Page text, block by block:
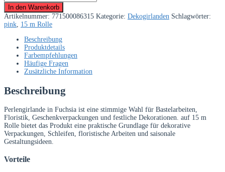
Fuchsia
–
15
m
Menge
In den Warenkorb
Artikelnummer: 771500086315 Kategorie: Dekogirlanden Schlagwörter:
pink, 15 m Rolle
Beschreibung
Produktdetails
Farbempfehlungen
Häufige Fragen
Zusätzliche Information
Beschreibung
Perlengirlande in Fuchsia ist eine stimmige Wahl für Bastelarbeiten,
Floristik, Geschenkverpackungen und festliche Dekorationen. auf 15 m
Rolle bietet das Produkt eine praktische Grundlage für dekorative
Verpackungen, Schleifen, floristische Arbeiten und saisonale
Gestaltungsideen.
Vorteile